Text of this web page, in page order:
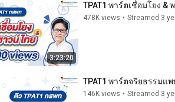
3:23:20
TPAT1 พาร์ตเชื่อมโยง &
478K views • Streamed 3
TPAT1 พาร์ตจริยธรรมแ
146K views • Streamed 3